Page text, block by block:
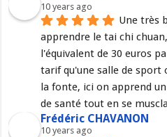
10 years ago
Une très
apprendre le tai chi
l'équivalent de 30 euros
tarif qu'une salle de sport
la fonte, ici on apprend
de santé tout en se
Frédéric CHAVANON
10 years ago